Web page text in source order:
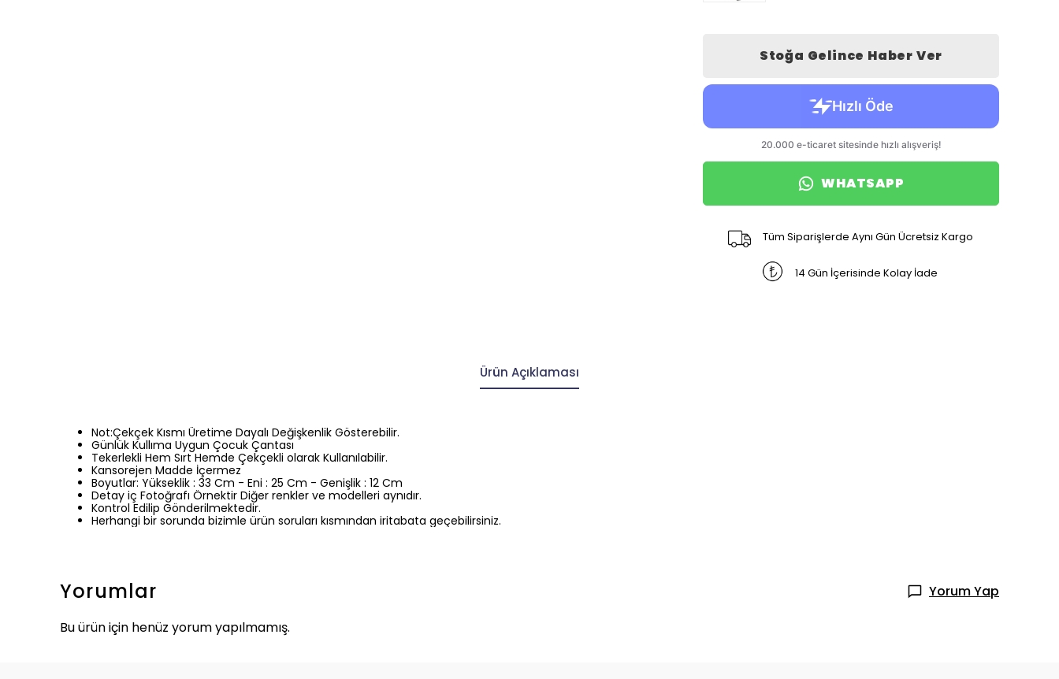
Stoğa Gelince Haber Ver
WHATSAPP
Tüm Siparişlerde Aynı Gün Ücretsiz Kargo
14 Gün İçerisinde Kolay İade
Ürün Açıklaması
Not:Çekçek Kısmı Üretime Dayalı Değişkenlik Gösterebilir.
Günlük Kullıma Uygun Çocuk Çantası
Tekerlekli Hem Sırt Hemde Çekçekli olarak Kullanılabilir.
Kansorejen Madde İçermez
Boyutlar: Yükseklik : 33 Cm - Eni : 25 Cm - Genişlik : 12 Cm
Detay iç Fotoğrafı Örnektir Diğer renkler ve modelleri aynıdır.
Kontrol Edilip Gönderilmektedir.
Herhangi bir sorunda bizimle ürün soruları kısmından iritabata geçebilirsiniz.
Yorumlar
Yorum Yap
Bu ürün için henüz yorum yapılmamış.